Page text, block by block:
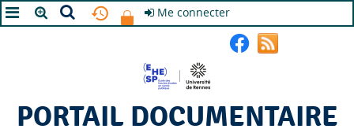
Me connecter
PORTAIL DOCUMENTAIRE